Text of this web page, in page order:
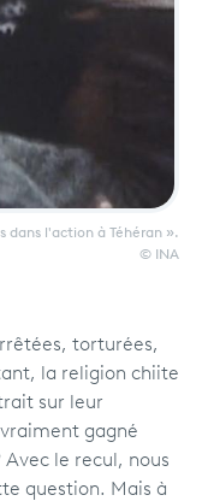
dans l'action à Téhéran ».
© INA
torturées,
la religion chiite
sur leur
gagné
Avec le recul, nous
question. Mais à